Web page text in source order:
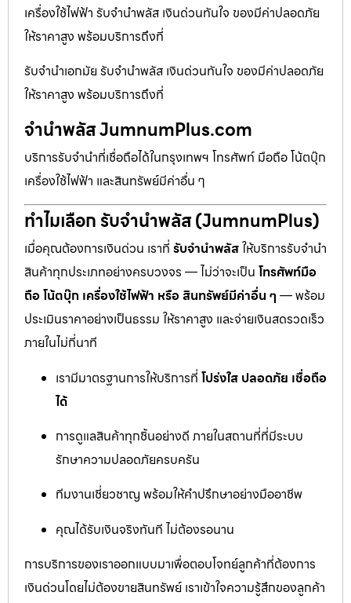
เครื่องใช้ไฟฟ้า รับจำนำพลัส เงินด่วนทันใจ ของมีค่าปลอดภัย
ให้ราคาสูง พร้อมบริการถึงที่
รับจำนำเอกมัย รับจำนำพลัส เงินด่วนทันใจ ของมีค่าปลอดภัย
ให้ราคาสูง พร้อมบริการถึงที่
จำนำพลัส JumnumPlus.com
บริการรับจำนำที่เชื่อถือได้ในกรุงเทพฯ โทรศัพท์ มือถือ โน้ตบุ๊ก
เครื่องใช้ไฟฟ้า และสินทรัพย์มีค่าอื่น ๆ
ทำไมเลือก รับจำนำพลัส (JumnumPlus)
เมื่อคุณต้องการเงินด่วน เราที่ รับจำนำพลัสให้บริการรับจำนำ
สินค้าทุกประเภทอย่างครบวงจร — ไม่ว่าจะเป็น โทรศัพท์มือ
ถือ โน้ตบุ๊ก เครื่องใช้ไฟฟ้า หรือ สินทรัพย์มีค่าอื่น ๆ — พร้อม
ประเมินราคาอย่างเป็นธรรม ให้ราคาสูง และจ่ายเงินสดรวดเร็ว
ภายในไม่กี่นาที
เรามีมาตรฐานการให้บริการที่ โปร่งใส ปลอดภัย เชื่อถือ
ได้
การดูแลสินค้าทุกชิ้นอย่างดี ภายในสถานที่ที่มีระบบ
รักษาความปลอดภัยครบครัน
ทีมงานเชี่ยวชาญ พร้อมให้คำปรึกษาอย่างมืออาชีพ
คุณได้รับเงินจริงทันที ไม่ต้องรอนาน
การบริการของเราออกแบบมาเพื่อตอบโจทย์ลูกค้าที่ต้องการ
เงินด่วนโดยไม่ต้องขายสินทรัพย์ เราเข้าใจความรู้สึกของลูกค้า